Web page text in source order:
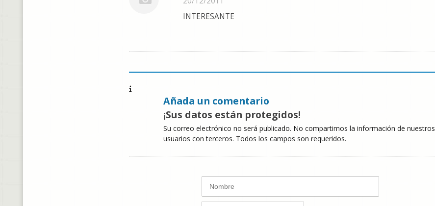
INTERESANTE
Añada un comentario
¡Sus datos están protegidos!
Su correo electrónico no será publicado. No compartimos la información de nuestros
usuarios con terceros. Todos los campos son requeridos.